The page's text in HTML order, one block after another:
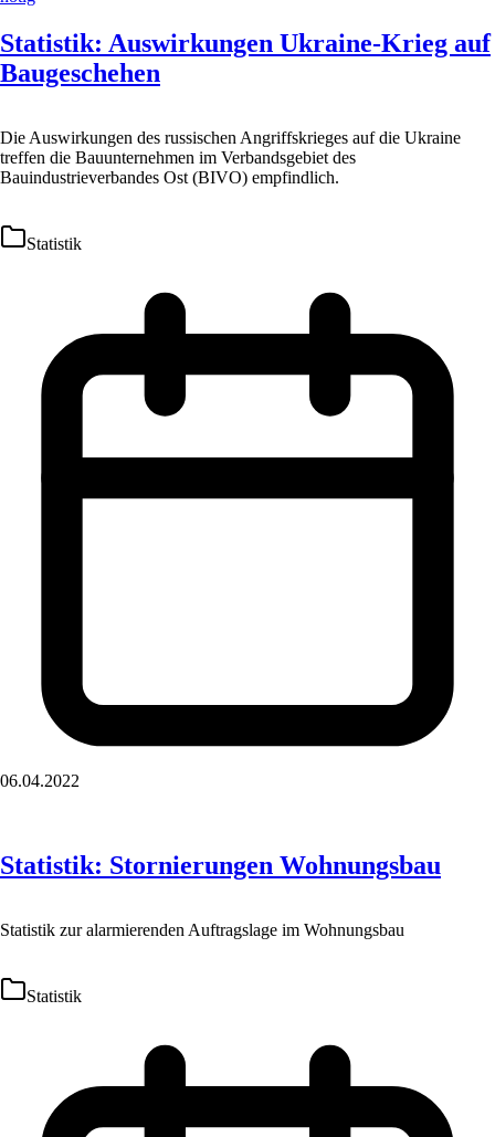
Statistik: Auswirkungen Ukraine-Krieg auf
Baugeschehen
Die Auswirkungen des russischen Angriffskrieges auf die Ukraine
treffen die Bauunternehmen im Verbandsgebiet des
Bauindustrieverbandes Ost (BIVO) empfindlich.
Statistik
06.04.2022
Statistik: Stornierungen Wohnungsbau
Statistik zur alarmierenden Auftragslage im Wohnungsbau
Statistik